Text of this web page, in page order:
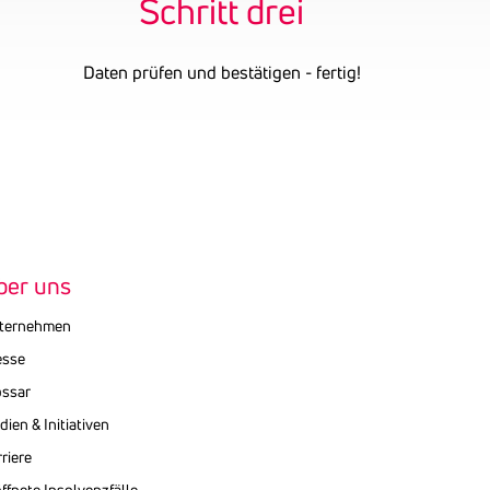
Schritt drei
Daten prüfen und bestätigen - fertig!
uns
& Initiativen